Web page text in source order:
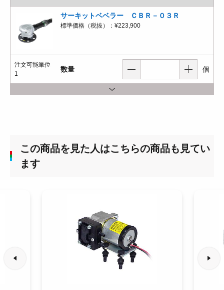
サーキットベベラー ＣＢＲ－０３Ｒ
標準価格（税抜）： ¥223,900
注文可能単位
1
数量 個
この商品を見た人はこちらの商品も見てい
ます